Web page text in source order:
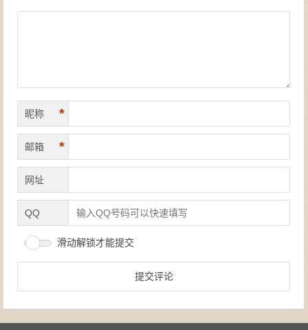
昵称 *
邮箱 *
网址
QQ
滑动解锁才能提交